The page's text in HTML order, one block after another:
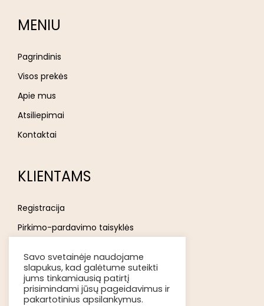
MENIU
Pagrindinis
Visos prekės
Apie mus
Atsiliepimai
Kontaktai
KLIENTAMS
Registracija
Pirkimo-pardavimo taisyklės
Atsakomybės ribojimas
Prekių pristatymas
Savo svetainėje naudojame
slapukus, kad galėtume suteikti
jums tinkamiausią patirtį
prisimindami jūsų pageidavimus ir
pakartotinius apsilankymus.